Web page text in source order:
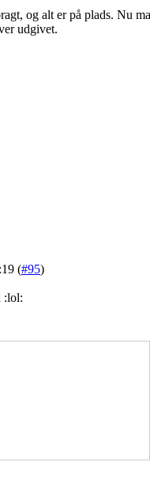
og alt er på plads. Nu
udgivet.
(#95)
:lol: